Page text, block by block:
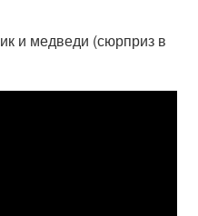
и медведи (сюрприз в